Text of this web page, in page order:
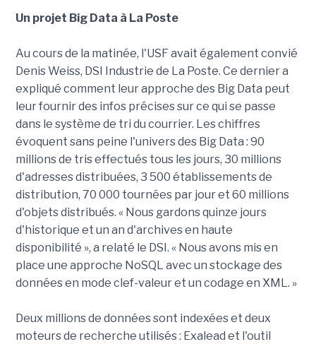
Un projet Big Data à La Poste
Au cours de la matinée, l'USF avait également convié
Denis Weiss, DSI Industrie de La Poste. Ce dernier a
expliqué comment leur approche des Big Data peut
leur fournir des infos précises sur ce qui se passe
dans le système de tri du courrier. Les chiffres
évoquent sans peine l'univers des Big Data : 90
millions de tris effectués tous les jours, 30 millions
d'adresses distribuées, 3 500 établissements de
distribution, 70 000 tournées par jour et 60 millions
d'objets distribués. « Nous gardons quinze jours
d'historique et un an d'archives en haute
disponibilité », a relaté le DSI. « Nous avons mis en
place une approche NoSQL avec un stockage des
données en mode clef-valeur et un codage en XML. »
Deux millions de données sont indexées et deux
moteurs de recherche utilisés : Exalead et l'outil